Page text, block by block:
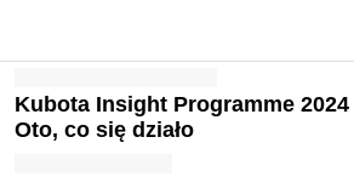
Kubota Insight Programme
Oto, co się działo